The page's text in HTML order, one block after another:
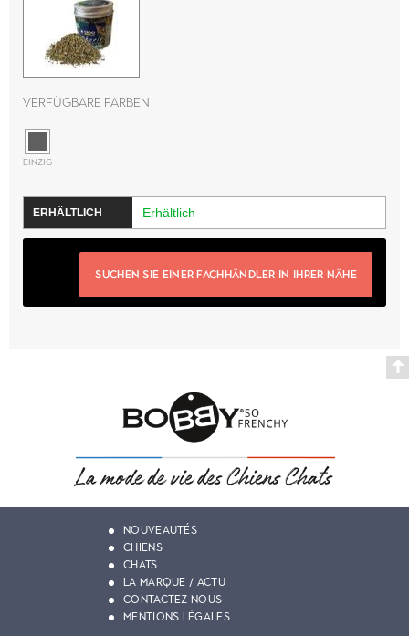
Verfügbare Farben
EINZIG
Erhältlich
SUCHEN SIE EINER FACHHÄNDLER IN IHRER NÄHE
NOUVEAUTÉS
CHIENS
CHATS
LA MARQUE / ACTU
CONTACTEZ-NOUS
MENTIONS LÉGALES